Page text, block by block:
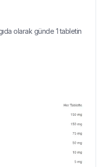
olarak günde 1 tabletin